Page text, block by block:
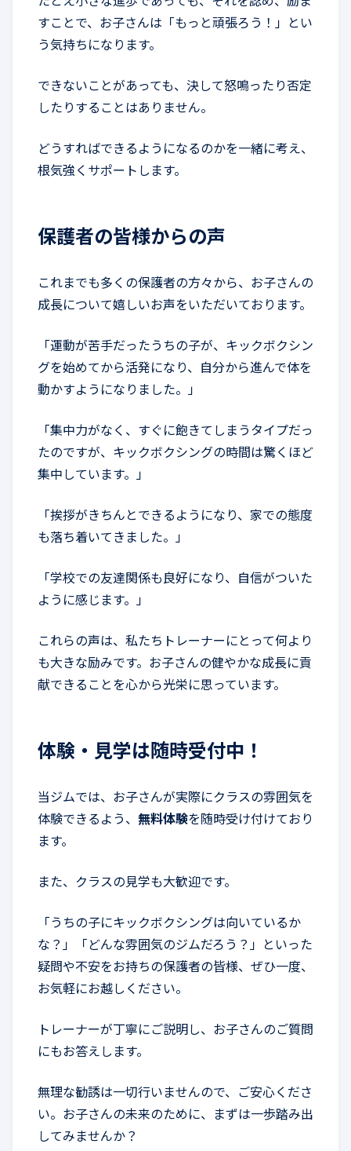
すことで、お子さんは「もっと頑張ろう！」とい
う気持ちになります。
できないことがあっても、決して怒鳴ったり否定
したりすることはありません。
どうすればできるようになるのかを一緒に考え、
根気強くサポートします。
保護者の皆様からの声
これまでも多くの保護者の方々から、お子さんの
成長について嬉しいお声をいただいております。
「運動が苦手だったうちの子が、キックボクシン
グを始めてから活発になり、自分から進んで体を
動かすようになりました。」
「集中力がなく、すぐに飽きてしまうタイプだっ
たのですが、キックボクシングの時間は驚くほど
集中しています。」
「挨拶がきちんとできるようになり、家での態度
も落ち着いてきました。」
「学校での友達関係も良好になり、自信がついた
ように感じます。」
これらの声は、私たちトレーナーにとって何より
も大きな励みです。お子さんの健やかな成長に貢
献できることを心から光栄に思っています。
体験・見学は随時受付中！
当ジムでは、お子さんが実際にクラスの雰囲気を
体験できるよう、 無料体験を随時受け付けており
ます。
また、クラスの見学も大歓迎です。
「うちの子にキックボクシングは向いているか
な？」「どんな雰囲気のジムだろう？」といった
疑問や不安をお持ちの保護者の皆様、ぜひ一度、
お気軽にお越しください。
トレーナーが丁寧にご説明し、お子さんのご質問
にもお答えします。
無理な勧誘は一切行いませんので、ご安心くださ
い。お子さんの未来のために、まずは一歩踏み出
してみませんか？